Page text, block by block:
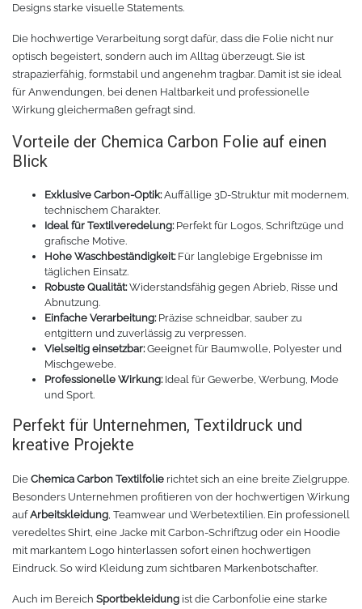
Chemica Holograflex
Chemica Upperflok
Chemica Galaxy
Chemica Sunmark
Chemica Reflex
Chemica Darklite
Chemica Metallic
Chemica Fashion
Transferpapier
Transferfolie
Chemica Hotmark Revolution
Chemica Bling-Bling
Chemica Allmark
Ausstattung für Taschen
Werkzeugtasche
Handgelenktasche
Werkzeugkasten
Tücher
Reinigungsset
Glasschaber
Verpackungsmaschinen
Klebeband
Ausrüstung
infokarten
Rollenständer
Materialrollen
Designs starke visuelle Statements.
Die hochwertige Verarbeitung sorgt dafür, dass die Folie nicht nur
optisch begeistert, sondern auch im Alltag überzeugt. Sie ist
strapazierfähig, formstabil und angenehm tragbar. Damit ist sie ideal
für Anwendungen, bei denen Haltbarkeit und professionelle
Wirkung gleichermaßen gefragt sind.
Vorteile der Chemica Carbon Folie auf einen
Blick
Exklusive Carbon-Optik:Auffällige 3D-Struktur mit modernem,
technischem Charakter.
Ideal für Textilveredelung:Perfekt für Logos, Schriftzüge und
grafische Motive.
Hohe Waschbeständigkeit:Für langlebige Ergebnisse im
täglichen Einsatz.
Robuste Qualität:Widerstandsfähig gegen Abrieb, Risse und
Abnutzung.
Einfache Verarbeitung:Präzise schneidbar, sauber zu
entgittern und zuverlässig zu verpressen.
Vielseitig einsetzbar:Geeignet für Baumwolle, Polyester und
Mischgewebe.
Professionelle Wirkung:Ideal für Gewerbe, Werbung, Mode
und Sport.
Perfekt für Unternehmen, Textildruck und
kreative Projekte
Die Chemica Carbon Textilfolie richtet sich an eine breite Zielgruppe.
Besonders Unternehmen profitieren von der hochwertigen Wirkung
aufArbeitskleidung , Teamwear und Werbetextilien. Ein professionell
veredeltes Shirt, eine Jacke mit Carbon-Schriftzug oder ein Hoodie
mit markantem Logo hinterlassen sofort einen hochwertigen
Eindruck. So wird Kleidung zum sichtbaren Markenbotschafter.
Auch im Bereich Sportbekleidung ist die Carbonfolie eine starke